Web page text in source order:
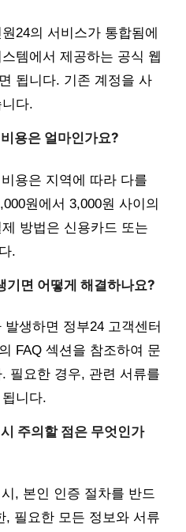
24의 서비스가 통합됨에
템에서 제공하는 공식 웹
됩니다. 기존 계정을 사
다.
용은 얼마인가요?
용은 지역에 따라 다를
원에서 3,000원 사이의
방법은 신용카드 또는
.
기면 어떻게 해결하나요?
생하면 정부24 고객센터
FAQ 섹션을 참조하여 문
필요한 경우, 관련 서류를
니다.
주의할 점은 무엇인가
, 본인 인증 절차를 반드
, 필요한 모든 정보와 서류